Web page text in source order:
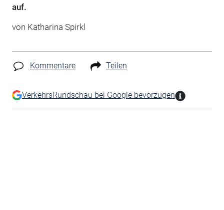
auf.
von Katharina Spirkl
Kommentare Teilen
VerkehrsRundschau bei Google bevorzugen